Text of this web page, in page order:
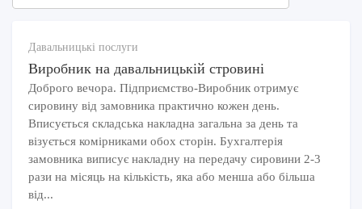
Давальницькі послуги
Виробник на давальницькій стровині
Доброго вечора. Підприємство-Виробник отримує
сировину від замовника практично кожен день.
Вписується складська накладна загальна за день та
візується комірниками обох сторін. Бухгалтерія
замовника виписує накладну на передачу сировини 2-3
рази на місяць на кількість, яка або менша або більша
від...